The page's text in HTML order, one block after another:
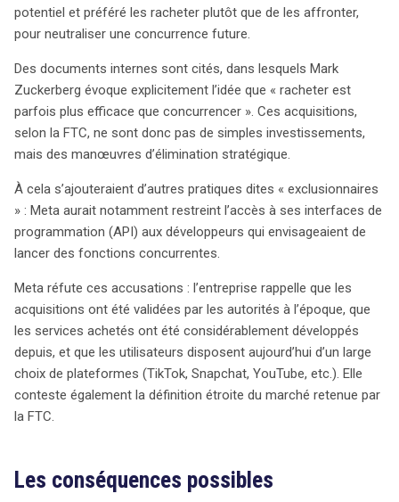
potentiel et préféré les racheter plutôt que de les affronter,
pour neutraliser une concurrence future.
Des documents internes sont cités, dans lesquels Mark
Zuckerberg évoque explicitement l’idée que « racheter est
parfois plus efficace que concurrencer ». Ces acquisitions,
selon la FTC, ne sont donc pas de simples investissements,
mais des manœuvres d’élimination stratégique.
À cela s’ajouteraient d’autres pratiques dites « exclusionnaires
» : Meta aurait notamment restreint l’accès à ses interfaces de
programmation (API) aux développeurs qui envisageaient de
lancer des fonctions concurrentes.
Meta réfute ces accusations : l’entreprise rappelle que les
acquisitions ont été validées par les autorités à l’époque, que
les services achetés ont été considérablement développés
depuis, et que les utilisateurs disposent aujourd’hui d’un large
choix de plateformes (TikTok, Snapchat, YouTube, etc.). Elle
conteste également la définition étroite du marché retenue par
la FTC.
Les conséquences possibles